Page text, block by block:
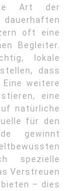
Art der
oft eine
Begleiter.
lokale
dass
weitere
eine
natürliche
für den
gewinnt
spezielle
Verstreuen
– dies